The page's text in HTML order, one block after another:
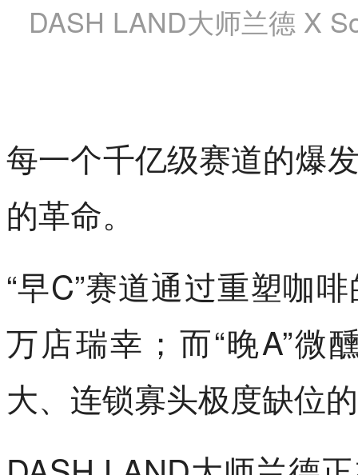
DASH LAND大师兰德 X
每一个千亿级赛道的爆
的革命。
“早C”赛道通过重塑咖
万店瑞幸；而“晚A”微
大、连锁寡头极度缺位